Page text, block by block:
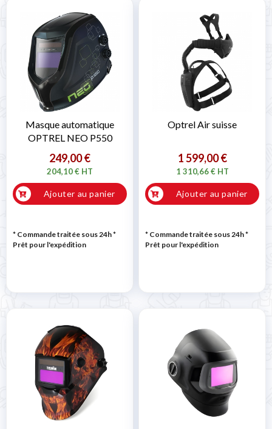
Masque automatique
OPTREL NEO P550
249,00 €
204,10 € HT
Ajouter au panier
* Commande traitée sous 24h*
Prêt pour l'expédition
Optrel Air suisse
1 599,00 €
1 310,66 € HT
Ajouter au panier
* Commande traitée sous 24h*
Prêt pour l'expédition